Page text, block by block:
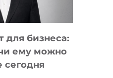
для бизнеса:
ему можно
сегодня